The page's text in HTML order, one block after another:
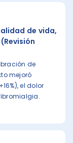
de vida,
de
mejoró
el dolor